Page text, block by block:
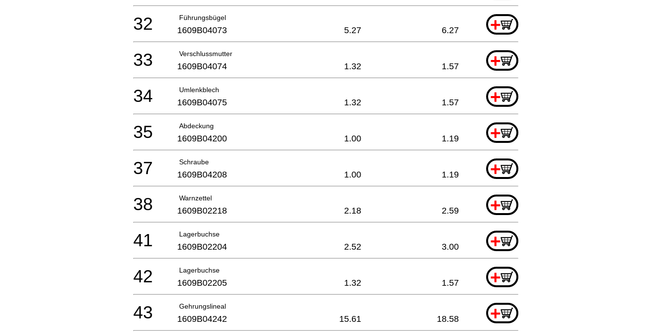
Führungsbügel +
32 1609B04073 5.27 6.27
Verschlussmutter +
33 1609B04074 1.32 1.57
Umlenkblech +
34 1609B04075 1.32 1.57
Abdeckung +
35 1609B04200 1.00 1.19
Schraube +
37 1609B04208 1.00 1.19
Warnzettel +
38 1609B02218 2.18 2.59
Lagerbuchse +
41 1609B02204 2.52 3.00
Lagerbuchse +
42 1609B02205 1.32 1.57
Gehrungslineal +
43 1609B04242 15.61 18.58